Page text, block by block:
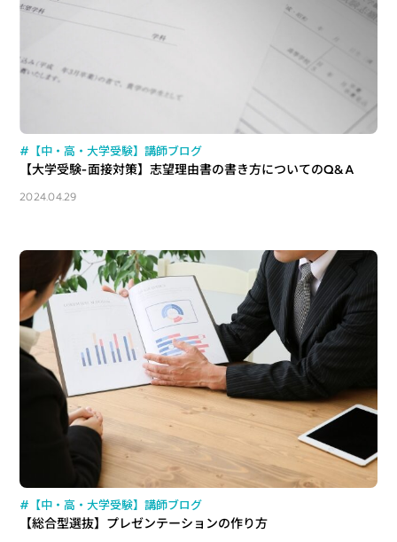
#【中・高・大学受験】講師ブログ
【大学受験-面接対策】志望理由書の書き方についてのQ&A
2024.04.29
#【中・高・大学受験】講師ブログ
【総合型選抜】プレゼンテーションの作り方